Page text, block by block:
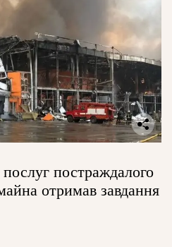
постраждалого
отримав завдання